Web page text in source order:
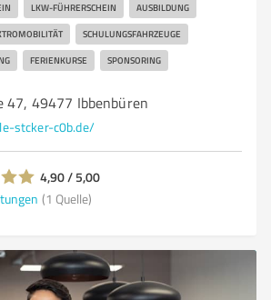
LKW-FÜHRERSCHEIN AUSBILDUNG
SCHULUNGSFAHRZEUGE
FERIENKURSE SPONSORING
47, 49477 Ibbenbüren
stcker-c0b.de/
4,90 / 5,00
(1 Quelle)